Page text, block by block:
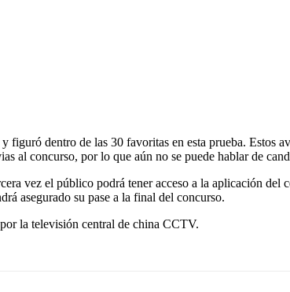
figuró dentro de las 30 favoritas en esta prueba. Estos
al concurso, por lo que aún no se puede hablar de
vez el público podrá tener acceso a la aplicación
asegurado su pase a la final del concurso.
la televisión central de china CCTV.